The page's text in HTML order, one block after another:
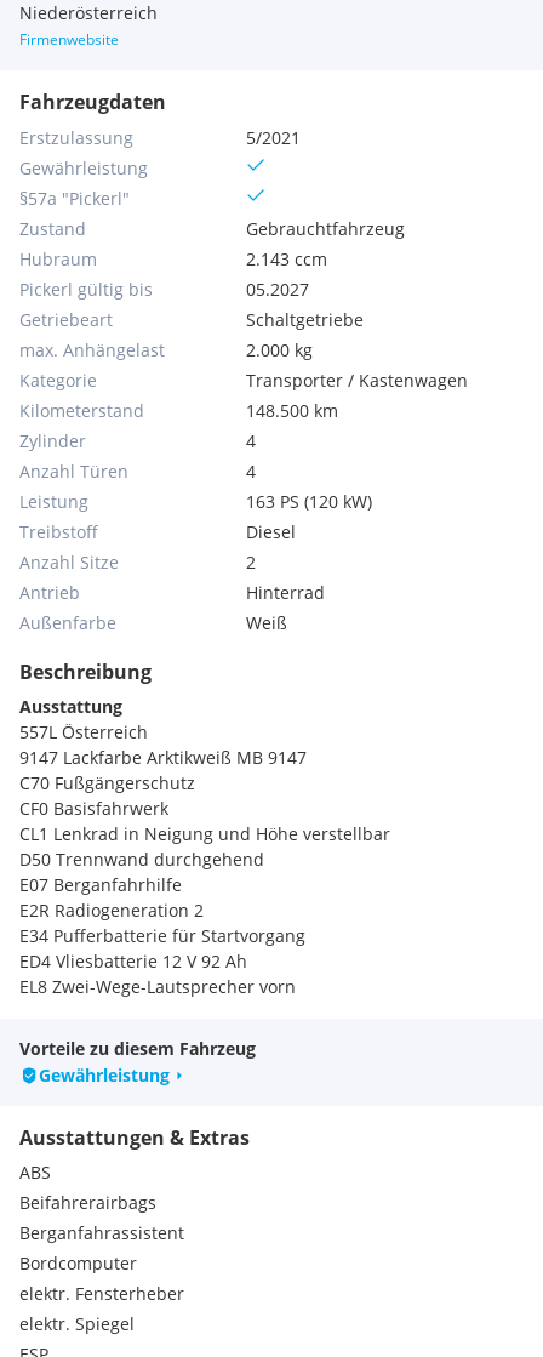
Niederösterreich
Firmenwebsite
Fahrzeugdaten
Erstzulassung
5/2021
Gewährleistung
§57a "Pickerl"
Zustand
Gebrauchtfahrzeug
Hubraum
2.143 ccm
Pickerl gültig bis
05.2027
Getriebeart
Schaltgetriebe
max. Anhängelast
2.000 kg
Kategorie
Transporter / Kastenwagen
Kilometerstand
148.500 km
Zylinder
4
Anzahl Türen
4
Leistung
163 PS (120 kW)
Treibstoff
Diesel
Anzahl Sitze
2
Antrieb
Hinterrad
Außenfarbe
Weiß
Beschreibung
Ausstattung
557L Österreich
9147 Lackfarbe Arktikweiß MB 9147
C70 Fußgängerschutz
CF0 Basisfahrwerk
CL1 Lenkrad in Neigung und Höhe verstellbar
D50 Trennwand durchgehend
E07 Berganfahrhilfe
E2R Radiogeneration 2
E34 Pufferbatterie für Startvorgang
ED4 Vliesbatterie 12 V 92 Ah
EL8 Zwei-Wege-Lautsprecher vorn
F66 Abschließbares Handschuhfach
F68 Außenspiegel heizbar und elektrisch verstellbar
FKA Kastenwagen
GE1 6-Gang-Schaltgetriebe TSG 380
H16 Sitzheizung für Fahrer
H20 Wärmedämmendes Glas rundum
HH9 Halbautomatisch geregelte Klimaanlage Tempmatic
HZ0 Zuheizer elektrisch
IB6 Baureihe C447 Vito/V-Klasse
IG4 Standard
IG5 Basic
IK0 Komplettfahrzeug
Vorteile zu diesem Fahrzeug
Gewährleistung
Ausstattungen & Extras
ABS
Beifahrerairbags
Berganfahrassistent
Bordcomputer
elektr. Fensterheber
elektr. Spiegel